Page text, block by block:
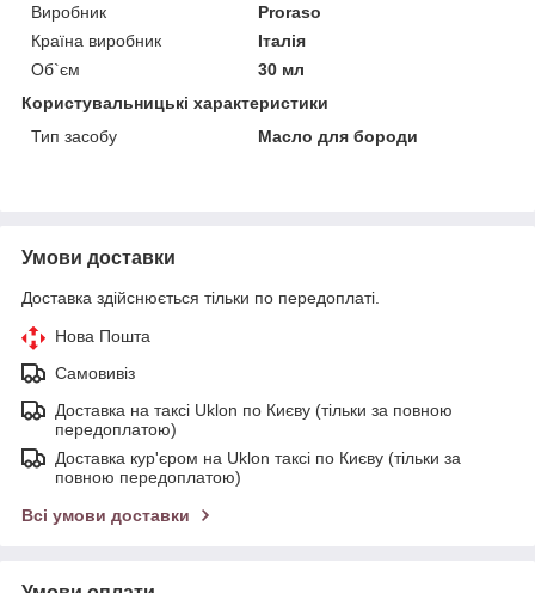
Виробник
Proraso
Країна виробник
Італія
Об`єм
30 мл
Користувальницькі характеристики
Тип засобу
Масло для бороди
Умови доставки
Доставка здійснюється тільки по передоплаті.
Нова Пошта
Самовивіз
Доставка на таксі Uklon по Києву (тільки за повною
передоплатою)
Доставка кур'єром на Uklon таксі по Києву (тільки за
повною передоплатою)
Всі умови доставки